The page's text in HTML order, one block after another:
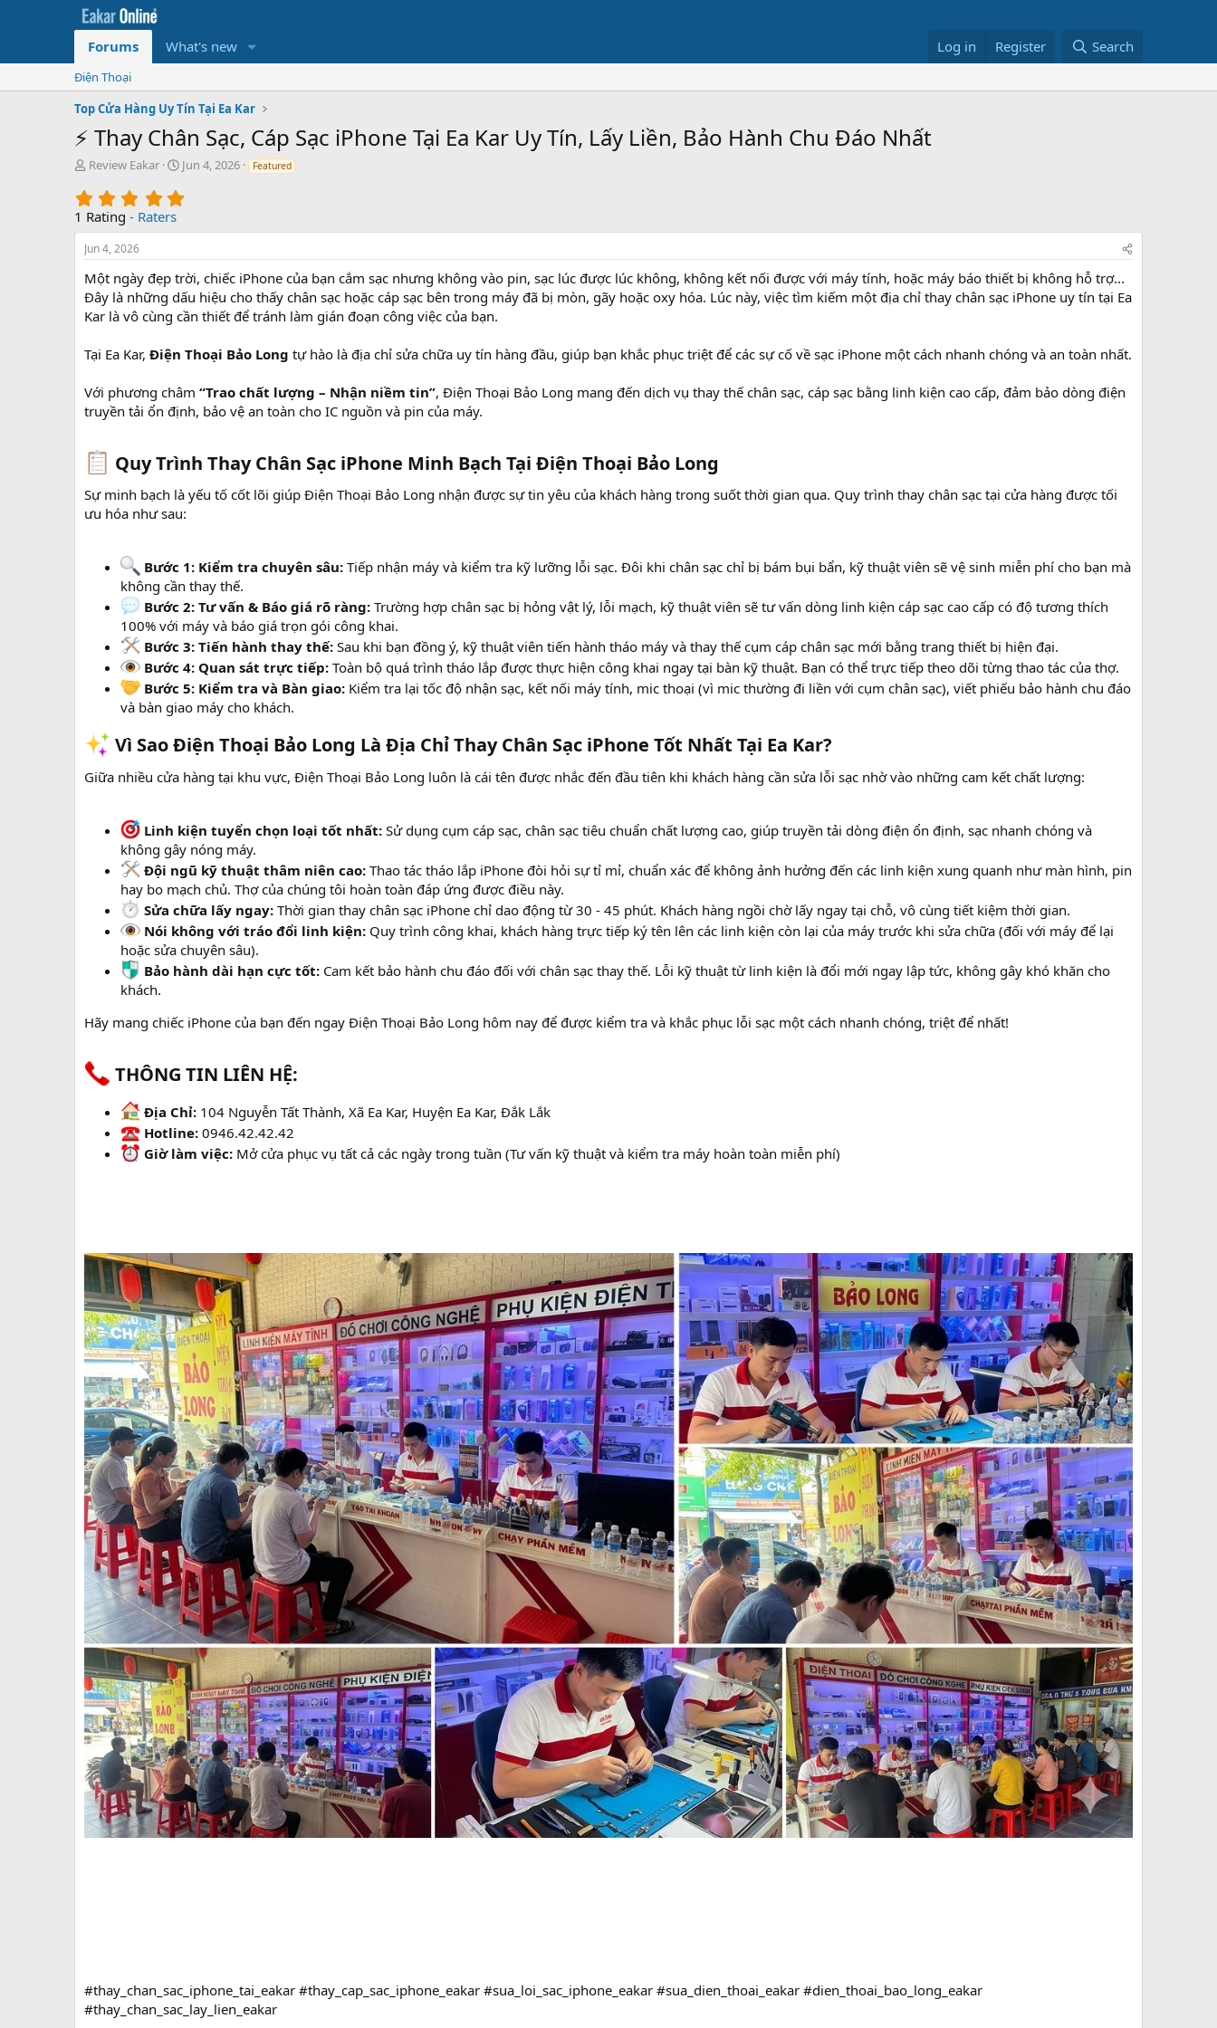
Forums What's new Log in Register Search
Điện Thoại
Top Cửa Hàng Uy Tín Tại Ea Kar
⚡ Thay Chân Sạc, Cáp Sạc iPhone Tại Ea Kar Uy Tín, Lấy Liền, Bảo Hành Chu Đáo Nhất
T
r
e
a
d
s
t
a
r
t
r
Review Eakar
S
a
t
a
t
e
Jun 4, 2026 Featured
0
s
t
a
r
(
)
1 Rating - Raters
Jun 4, 2026
Một ngày đẹp trời, chiếc iPhone của bạn cắm sạc nhưng không vào pin, sạc lúc được lúc không, không kết nối được với máy tính, hoặc máy báo thiết bị không hỗ trợ...
Đây là những dấu hiệu cho thấy chân sạc hoặc cáp sạc bên trong máy đã bị mòn, gãy hoặc oxy hóa. Lúc này, việc tìm kiếm một địa chỉ thay chân sạc iPhone uy tín tại Ea
Kar là vô cùng cần thiết để tránh làm gián đoạn công việc của bạn.
Tại Ea Kar, Điện Thoại Bảo Long tự hào là địa chỉ sửa chữa uy tín hàng đầu, giúp bạn khắc phục triệt để các sự cố về sạc iPhone một cách nhanh chóng và an toàn nhất.
Với phương châm “Trao chất lượng – Nhận niềm tin”, Điện Thoại Bảo Long mang đến dịch vụ thay thế chân sạc, cáp sạc bằng linh kiện cao cấp, đảm bảo dòng điện
truyền tải ổn định, bảo vệ an toàn cho IC nguồn và pin của máy.
Quy Trình Thay Chân Sạc iPhone Minh Bạch Tại Điện Thoại Bảo Long​
Sự minh bạch là yếu tố cốt lõi giúp Điện Thoại Bảo Long nhận được sự tin yêu của khách hàng trong suốt thời gian qua. Quy trình thay chân sạc tại cửa hàng được tối
ưu hóa như sau:
Bước 1: Kiểm tra chuyên sâu: Tiếp nhận máy và kiểm tra kỹ lưỡng lỗi sạc. Đôi khi chân sạc chỉ bị bám bụi bẩn, kỹ thuật viên sẽ vệ sinh miễn phí cho bạn mà
không cần thay thế.
Bước 2: Tư vấn & Báo giá rõ ràng: Trường hợp chân sạc bị hỏng vật lý, lỗi mạch, kỹ thuật viên sẽ tư vấn dòng linh kiện cáp sạc cao cấp có độ tương thích
100% với máy và báo giá trọn gói công khai.
Bước 3: Tiến hành thay thế: Sau khi bạn đồng ý, kỹ thuật viên tiến hành tháo máy và thay thế cụm cáp chân sạc mới bằng trang thiết bị hiện đại.
Bước 4: Quan sát trực tiếp: Toàn bộ quá trình tháo lắp được thực hiện công khai ngay tại bàn kỹ thuật. Bạn có thể trực tiếp theo dõi từng thao tác của thợ.
Bước 5: Kiểm tra và Bàn giao: Kiểm tra lại tốc độ nhận sạc, kết nối máy tính, mic thoại (vì mic thường đi liền với cụm chân sạc), viết phiếu bảo hành chu đáo
và bàn giao máy cho khách.
Vì Sao Điện Thoại Bảo Long Là Địa Chỉ Thay Chân Sạc iPhone Tốt Nhất Tại Ea Kar?​
Giữa nhiều cửa hàng tại khu vực, Điện Thoại Bảo Long luôn là cái tên được nhắc đến đầu tiên khi khách hàng cần sửa lỗi sạc nhờ vào những cam kết chất lượng:
Linh kiện tuyển chọn loại tốt nhất: Sử dụng cụm cáp sạc, chân sạc tiêu chuẩn chất lượng cao, giúp truyền tải dòng điện ổn định, sạc nhanh chóng và
không gây nóng máy.
Đội ngũ kỹ thuật thâm niên cao: Thao tác tháo lắp iPhone đòi hỏi sự tỉ mỉ, chuẩn xác để không ảnh hưởng đến các linh kiện xung quanh như màn hình, pin
hay bo mạch chủ. Thợ của chúng tôi hoàn toàn đáp ứng được điều này.
Sửa chữa lấy ngay: Thời gian thay chân sạc iPhone chỉ dao động từ 30 - 45 phút. Khách hàng ngồi chờ lấy ngay tại chỗ, vô cùng tiết kiệm thời gian.
Nói không với tráo đổi linh kiện: Quy trình công khai, khách hàng trực tiếp ký tên lên các linh kiện còn lại của máy trước khi sửa chữa (đối với máy để lại
hoặc sửa chuyên sâu).
Bảo hành dài hạn cực tốt: Cam kết bảo hành chu đáo đối với chân sạc thay thế. Lỗi kỹ thuật từ linh kiện là đổi mới ngay lập tức, không gây khó khăn cho
khách.
Hãy mang chiếc iPhone của bạn đến ngay Điện Thoại Bảo Long hôm nay để được kiểm tra và khắc phục lỗi sạc một cách nhanh chóng, triệt để nhất!
THÔNG TIN LIÊN HỆ:​
Địa Chỉ: 104 Nguyễn Tất Thành, Xã Ea Kar, Huyện Ea Kar, Đắk Lắk
Hotline: 0946.42.42.42
Giờ làm việc: Mở cửa phục vụ tất cả các ngày trong tuần (Tư vấn kỹ thuật và kiểm tra máy hoàn toàn miễn phí)
#thay_chan_sac_iphone_tai_eakar #thay_cap_sac_iphone_eakar #sua_loi_sac_iphone_eakar #sua_dien_thoai_eakar #dien_thoai_bao_long_eakar
#thay_chan_sac_lay_lien_eakar